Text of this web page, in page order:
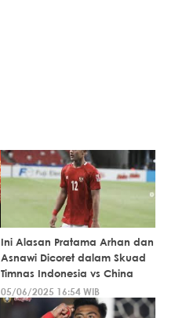
Ini Alasan Pratama Arhan dan
Asnawi Dicoret dalam Skuad
Timnas Indonesia vs China
05/06/2025 16:54 WIB